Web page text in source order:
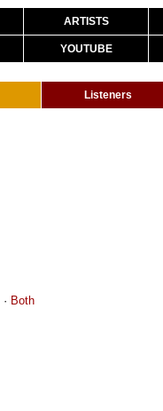
ARTISTS
YOUTUBE
Listeners
· Both